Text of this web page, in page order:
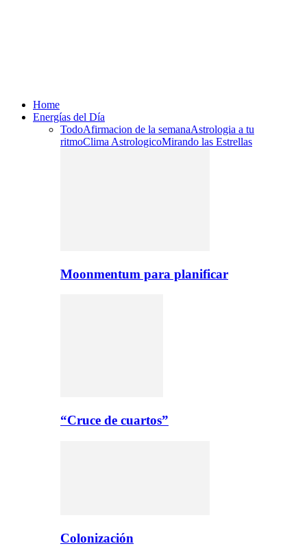
Home
Energías del Día
TodoAfirmacion de la semanaAstrologia a tu
ritmoClima AstrologicoMirando las Estrellas
Moonmentum para planificar
“Cruce de cuartos”
Colonización